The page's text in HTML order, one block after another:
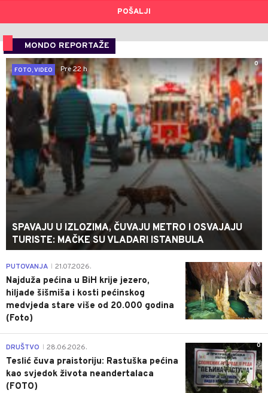
POŠALJI
MONDO REPORTAŽE
0
FOTO, VIDEO
Pre 22 h
SPAVAJU U IZLOZIMA, ČUVAJU METRO I OSVAJAJU
TURISTE: MAČKE SU VLADARI ISTANBULA
0
PUTOVANJA 21.07.2026.
Najduža pećina u BiH krije jezero,
hiljade šišmiša i kosti pećinskog
medvjeda stare više od 20.000 godina
(Foto)
0
DRUŠTVO 28.06.2026.
Teslić čuva praistoriju: Rastuška pećina
kao svjedok života neandertalaca
(FOTO)